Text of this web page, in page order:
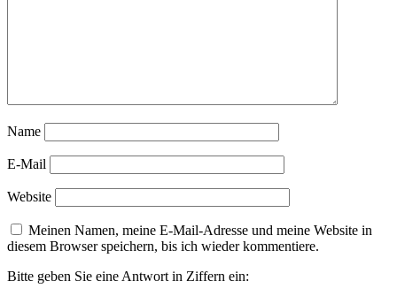
Name
E-Mail
Website
Meinen Namen, meine E-Mail-Adresse und meine Website in
diesem Browser speichern, bis ich wieder kommentiere.
Bitte geben Sie eine Antwort in Ziffern ein: